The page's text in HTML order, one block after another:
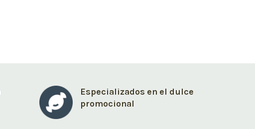
Especializados en el dulce
promocional